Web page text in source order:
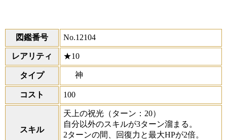
図鑑番号 No.12104
レアリティ ★10
タイプ 神
コスト 100
スキル
天上の祝光 （ターン：20）
自分以外のスキルが3ターン溜まる。
2ターンの間、回復力と最大HPが2倍。